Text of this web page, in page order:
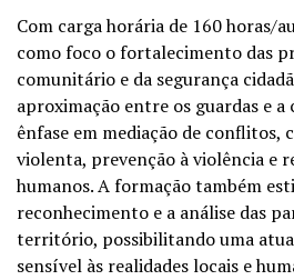
Com carga horária de 160 horas/
como foco o fortalecimento das
comunitário e da segurança
aproximação entre os guardas e a
ênfase em mediação de conflitos,
violenta, prevenção à violência e
humanos. A formação também
reconhecimento e a análise das
território, possibilitando uma
sensível às realidades locais e